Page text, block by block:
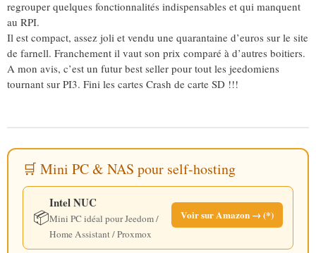
regrouper quelques fonctionnalités indispensables et qui manquent
au RPI.
Il est compact, assez joli et vendu une quarantaine d’euros sur le site
de farnell. Franchement il vaut son prix comparé à d’autres boitiers.
A mon avis, c’est un futur best seller pour tout les jeedomiens
tournant sur PI3. Fini les cartes Crash de carte SD !!!
🛒 Mini PC & NAS pour self-hosting
📦
Intel NUC
Mini PC idéal pour Jeedom /
Home Assistant / Proxmox
Voir sur Amazon → (*)